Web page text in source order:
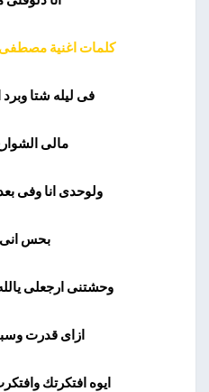
كلمات اغنية
فى ليله شتا وبرد
مالى
ولوحدى انا وفى
بحس
وحشتنى ارجعلى
ازاى قدرت
ايوه افتكرتك